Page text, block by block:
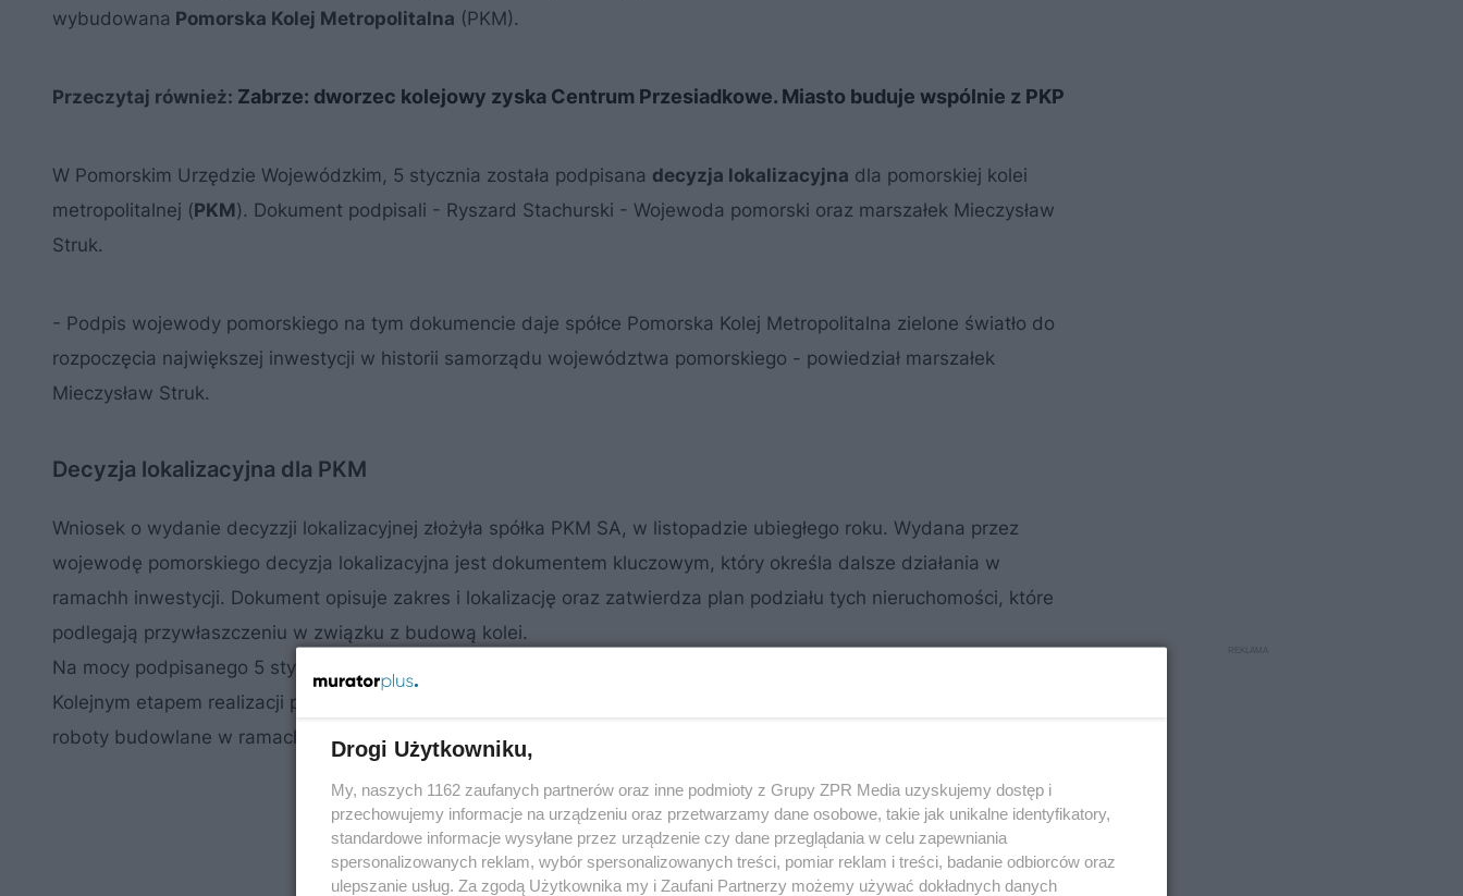
wybudowana Pomorska Kolej Metropolitalna (PKM).
Przeczytaj również: Zabrze: dworzec kolejowy zyska Centrum Przesiadkowe. Miasto buduje wspólnie z PKP
W Pomorskim Urzędzie Wojewódzkim, 5 stycznia została podpisana decyzja lokalizacyjna dla pomorskiej kolei
metropolitalnej (PKM). Dokument podpisali - Ryszard Stachurski - Wojewoda pomorski oraz marszałek Mieczysław
Struk.
- Podpis wojewody pomorskiego na tym dokumencie daje spółce Pomorska Kolej Metropolitalna zielone światło do
rozpoczęcia największej inwestycji w historii samorządu województwa pomorskiego - powiedział marszałek
Mieczysław Struk.
Decyzja lokalizacyjna dla PKM
Wniosek o wydanie decyzzji lokalizacyjnej złożyła spółka PKM SA, w listopadzie ubiegłego roku. Wydana przez
wojewodę pomorskiego decyzja lokalizacyjna jest dokumentem kluczowym, który określa dalsze działania w
ramachh inwestycji. Dokument opisuje zakres i lokalizację oraz zatwierdza plan podziału tych nieruchomości, które
podlegają przywłaszczeniu w związku z budową kolei.
Na mocy podpisanego 5 stycznia dokumentu, inwestor będzie mógł rozpocząć negocjacje z właścicielami gruntów.
Kolejnym etapem realizacji projektu PKM będzie ogłoszenie wiosną przetargu na wyłonienie firmy, która wykona
roboty budowlane w ramach inwestycji. Rozpoczęcie budowy planowane jest na jesień 2012 roku.
Drogi Użytkowniku,
My, naszych 1162 zaufanych partnerów oraz inne podmioty z Grupy ZPR Media uzyskujemy dostęp i
przechowujemy informacje na urządzeniu oraz przetwarzamy dane osobowe, takie jak unikalne identyfikatory,
standardowe informacje wysyłane przez urządzenie czy dane przeglądania w celu zapewniania
spersonalizowanych reklam, wybór spersonalizowanych treści, pomiar reklam i treści, badanie odbiorców oraz
ulepszanie usług. Za zgodą Użytkownika my i Zaufani Partnerzy możemy używać dokładnych danych